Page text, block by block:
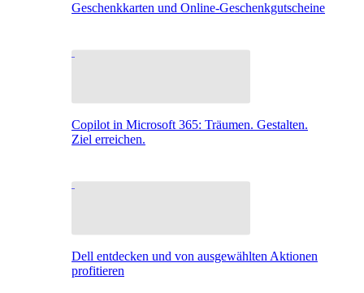
Geschenkkarten und Online-Geschenkgutscheine
Copilot in Microsoft 365: Träumen. Gestalten.
Ziel erreichen.
Dell entdecken und von ausgewählten Aktionen
profitieren